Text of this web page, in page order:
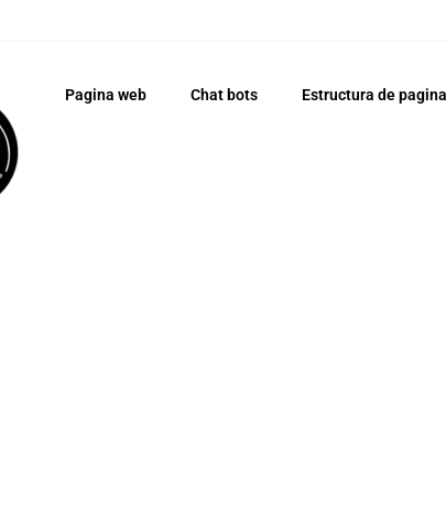
Pagina web Chat bots Estructura de